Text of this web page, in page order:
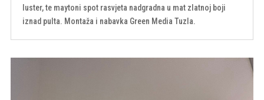
luster, te maytoni spot rasvjeta nadgradna u mat zlatnoj boji
iznad pulta. Montaža i nabavka Green Media Tuzla.